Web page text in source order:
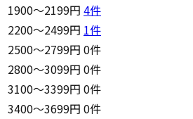
1900〜2199円 4件
2200〜2499円 1件
2500〜2799円 0件
2800〜3099円 0件
3100〜3399円 0件
3400〜3699円 0件